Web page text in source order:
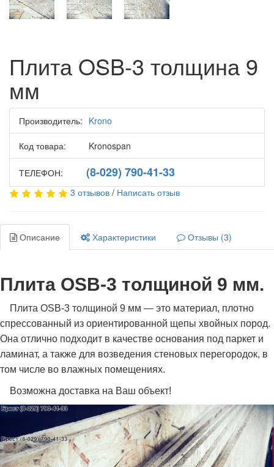
Плита OSB-3 толщина 9
мм
Производитель: Krono
Код товара: Kronospan
ТЕЛЕФОН: (8-029) 790-41-33
3 отзывов / Написать отзыв
Описание Характеристики Отзывы (3)
Плита OSB-3 толщиной 9 мм.
Плита OSB-3 толщиной 9 мм — это материал, плотно
спрессованный из ориентированной щепы хвойных пород.
Она отлично подходит в качестве основания под паркет и
ламинат, а также для возведения стеновых перегородок, в
том числе во влажных помещениях.
Возможна доставка на Ваш объект!